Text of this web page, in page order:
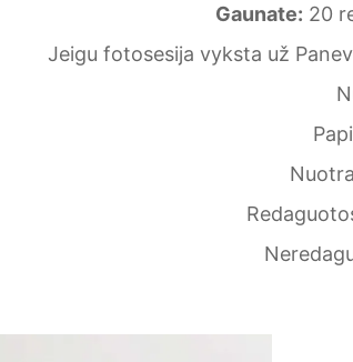
Gaunate: 20
Jeigu fotosesija vyksta už